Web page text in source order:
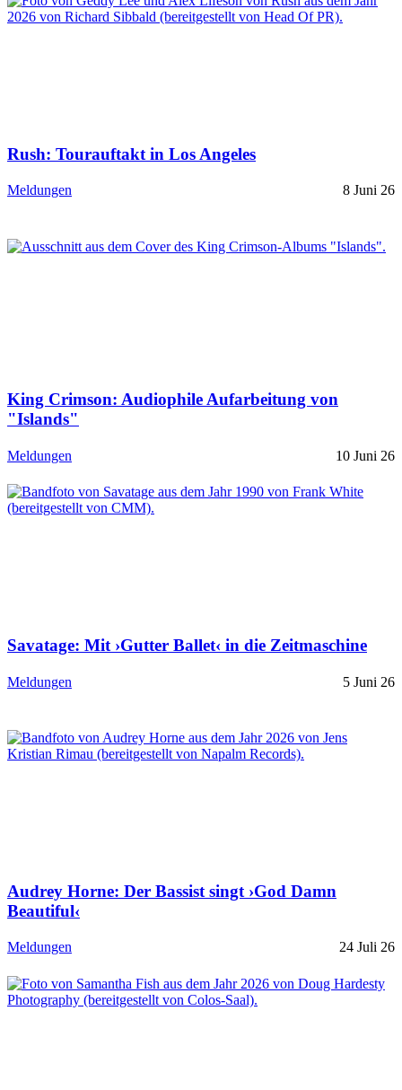
Rush: Tourauftakt in Los Angeles
Meldungen 8 Juni 26
King Crimson: Audiophile Aufarbeitung von
"Islands"
Meldungen 10 Juni 26
Savatage: Mit ›Gutter Ballet‹ in die Zeitmaschine
Meldungen 5 Juni 26
Audrey Horne: Der Bassist singt ›God Damn
Beautiful‹
Meldungen 24 Juli 26